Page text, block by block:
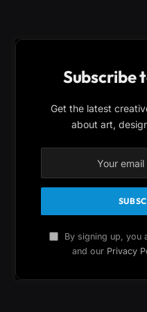
Subscribe
Get the latest
about art,
By signing up, you
and our Privacy